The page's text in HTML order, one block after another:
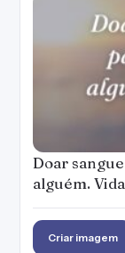
Doar
alguém.
Criar imagem